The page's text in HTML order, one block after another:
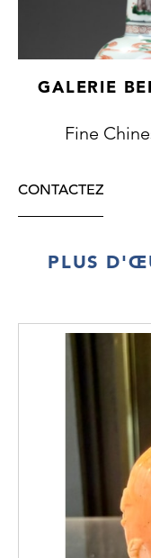
GALERIE
Fine
CONTACTEZ
PLUS